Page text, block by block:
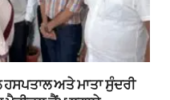
ਅਤੇ ਮਾਤਾ ਸੁੰਦਰੀ